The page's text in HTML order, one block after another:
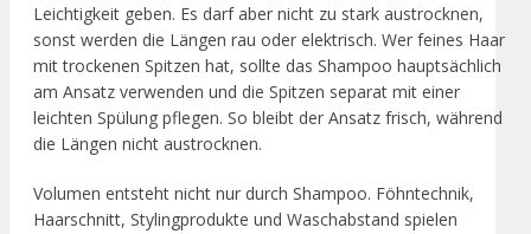
Leichtigkeit geben. Es darf aber nicht zu stark austrocknen,
sonst werden die Längen rau oder elektrisch. Wer feines Haar
mit trockenen Spitzen hat, sollte das Shampoo hauptsächlich
am Ansatz verwenden und die Spitzen separat mit einer
leichten Spülung pflegen. So bleibt der Ansatz frisch, während
die Längen nicht austrocknen.
Volumen entsteht nicht nur durch Shampoo. Föhntechnik,
Haarschnitt, Stylingprodukte und Waschabstand spielen